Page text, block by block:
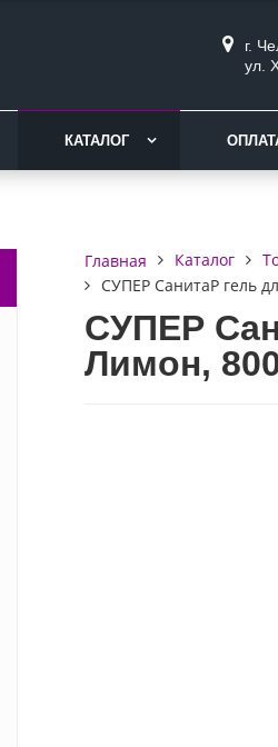
г.
ул.
КАТАЛОГ
Главная Каталог
СУПЕР СанитаР гель
СУПЕР
Лимон,